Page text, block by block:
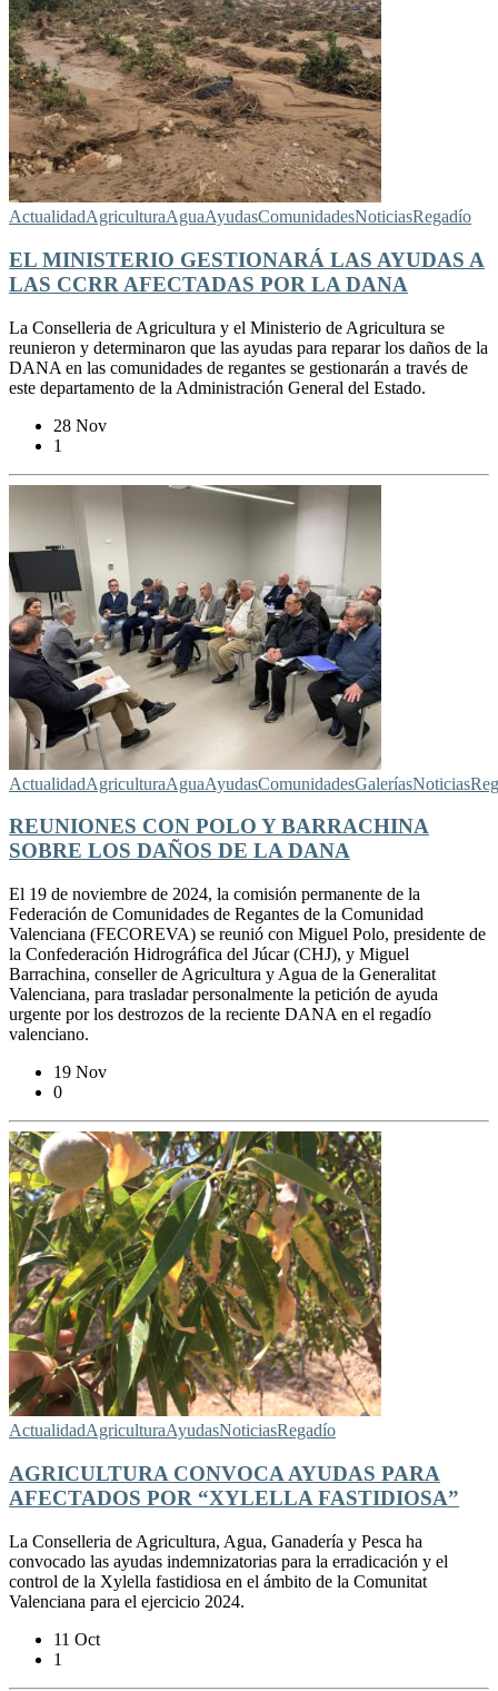
ActualidadAgriculturaAguaAyudasComunidadesNoticiasRegadío
EL MINISTERIO GESTIONARÁ LAS AYUDAS A
LAS CCRR AFECTADAS POR LA DANA
La Conselleria de Agricultura y el Ministerio de Agricultura se
reunieron y determinaron que las ayudas para reparar los daños de la
DANA en las comunidades de regantes se gestionarán a través de
este departamento de la Administración General del Estado.
28 Nov
1
ActualidadAgriculturaAguaAyudasComunidadesGaleríasNoticias
REUNIONES CON POLO Y BARRACHINA
SOBRE LOS DAÑOS DE LA DANA
El 19 de noviembre de 2024, la comisión permanente de la
Federación de Comunidades de Regantes de la Comunidad
Valenciana (FECOREVA) se reunió con Miguel Polo, presidente de
la Confederación Hidrográfica del Júcar (CHJ), y Miguel
Barrachina, conseller de Agricultura y Agua de la Generalitat
Valenciana, para trasladar personalmente la petición de ayuda
urgente por los destrozos de la reciente DANA en el regadío
valenciano.
19 Nov
0
ActualidadAgriculturaAyudasNoticiasRegadío
AGRICULTURA CONVOCA AYUDAS PARA
AFECTADOS POR “XYLELLA FASTIDIOSA”
La Conselleria de Agricultura, Agua, Ganadería y Pesca ha
convocado las ayudas indemnizatorias para la erradicación y el
control de la Xylella fastidiosa en el ámbito de la Comunitat
Valenciana para el ejercicio 2024.
11 Oct
1